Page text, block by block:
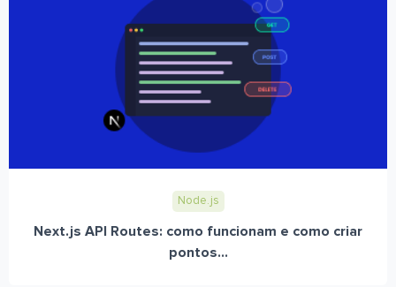
Node.js
Next.js API Routes: como funcionam e como criar
pontos...